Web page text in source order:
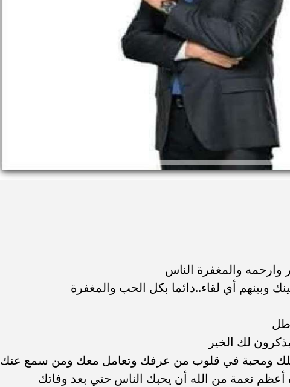
وارحمه والمغفرة الناس
وبينهم أي لقاء..دائما بكل الحب والمغفرة
لك الخير
ومحبة في قلوب من عرفك وتعامل معك ومن سمع عنك
نعمة من الله أن يحبك الناس حتي بعد وفاتك